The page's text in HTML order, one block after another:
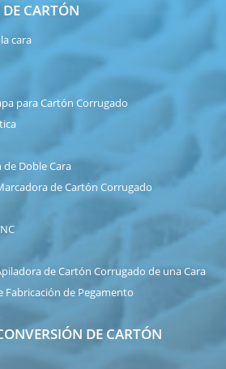
CARTÓN
cara
para Cartón Corrugado
Doble Cara
de Cartón Corrugado
de Cartón Corrugado de una Cara
Fabricación de Pegamento
DE CARTÓN